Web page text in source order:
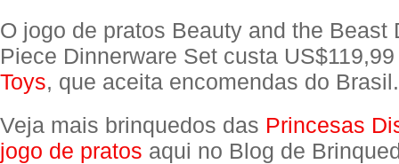
O jogo de pratos Beauty and the Beast
Piece Dinnerware Set custa
Toys, que aceita encomendas do Brasil.
Veja mais brinquedos das Princesas
jogo de pratos aqui no Blog de